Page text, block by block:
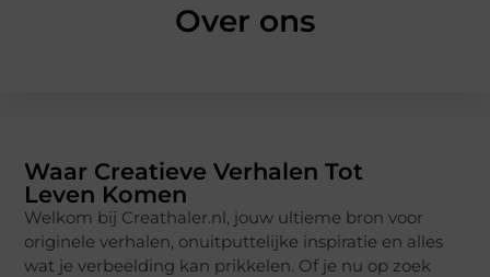
Over ons
Waar Creatieve Verhalen Tot
Leven Komen
Welkom bij Creathaler.nl, jouw ultieme bron voor
originele verhalen, onuitputtelijke inspiratie en alles
wat je verbeelding kan prikkelen. Of je nu op zoek